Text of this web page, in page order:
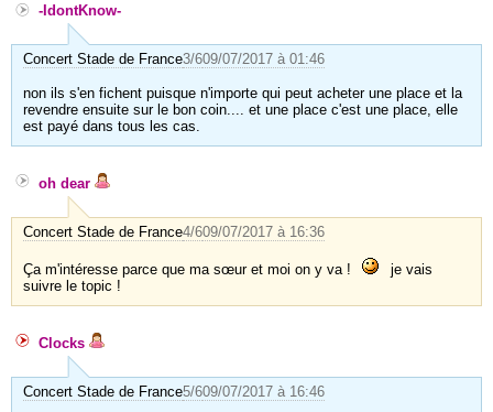
-IdontKnow-
Concert Stade de France3/609/07/2017 à 01:46
non ils s'en fichent puisque n'importe qui peut acheter une place et la
revendre ensuite sur le bon coin.... et une place c'est une place, elle
est payé dans tous les cas.
oh dear
Concert Stade de France4/609/07/2017 à 16:36
Ça m'intéresse parce que ma sœur et moi on y va !
je vais
suivre le topic !
Clocks
Concert Stade de France5/609/07/2017 à 16:46